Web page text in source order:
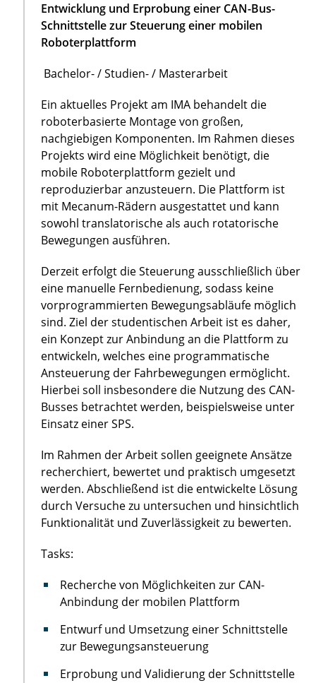
Entwicklung und Erprobung einer CAN-Bus-
Schnittstelle zur Steuerung einer mobilen
Roboterplattform
Bachelor- / Studien- / Masterarbeit
Ein aktuelles Projekt am IMA behandelt die
roboterbasierte Montage von großen,
nachgiebigen Komponenten. Im Rahmen dieses
Projekts wird eine Möglichkeit benötigt, die
mobile Roboterplattform gezielt und
reproduzierbar anzusteuern. Die Plattform ist
mit Mecanum-Rädern ausgestattet und kann
sowohl translatorische als auch rotatorische
Bewegungen ausführen.
Derzeit erfolgt die Steuerung ausschließlich über
eine manuelle Fernbedienung, sodass keine
vorprogrammierten Bewegungsabläufe möglich
sind. Ziel der studentischen Arbeit ist es daher,
ein Konzept zur Anbindung an die Plattform zu
entwickeln, welches eine programmatische
Ansteuerung der Fahrbewegungen ermöglicht.
Hierbei soll insbesondere die Nutzung des CAN-
Busses betrachtet werden, beispielsweise unter
Einsatz einer SPS.
Im Rahmen der Arbeit sollen geeignete Ansätze
recherchiert, bewertet und praktisch umgesetzt
werden. Abschließend ist die entwickelte Lösung
durch Versuche zu untersuchen und hinsichtlich
Funktionalität und Zuverlässigkeit zu bewerten.
Tasks:
Recherche von Möglichkeiten zur CAN-
Anbindung der mobilen Plattform
Entwurf und Umsetzung einer Schnittstelle
zur Bewegungsansteuerung
Erprobung und Validierung der Schnittstelle